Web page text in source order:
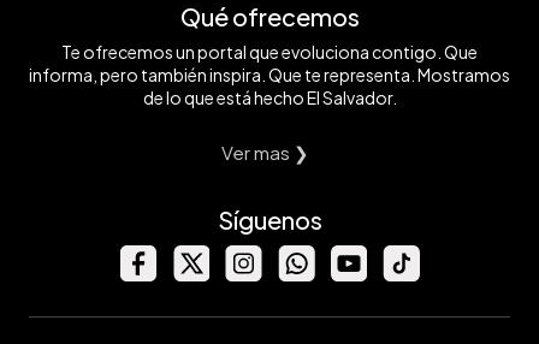
Qué ofrecemos
Te ofrecemos un portal que evoluciona contigo. Que
informa, pero también inspira. Que te representa. Mostramos
de lo que está hecho El Salvador.
Ver mas ❯
Síguenos